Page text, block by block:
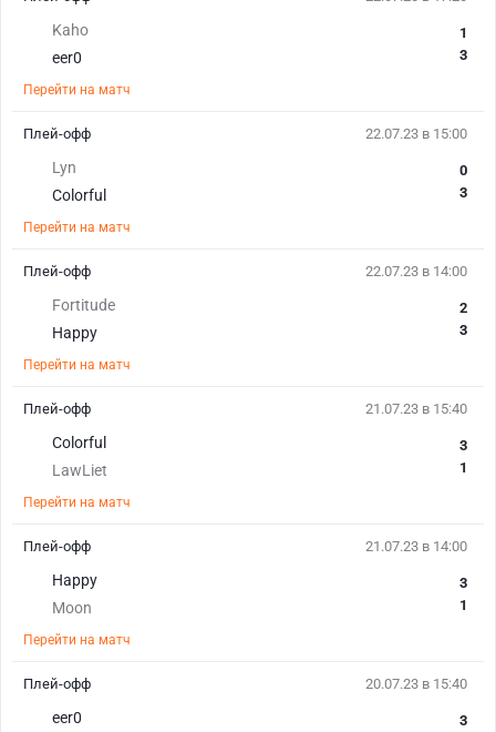
Kaho
eer0
1
3
Перейти на матч
22.07.23 в 15:00
Lyn
Colorful
0
3
Перейти на матч
Плей-офф
22.07.23 в 14:00
Fortitude
Happy
2
3
Перейти на матч
Плей-офф
21.07.23 в 15:40
Colorful
LawLiet
3
1
Перейти на матч
Плей-офф
21.07.23 в 14:00
Happy
Moon
3
1
Перейти на матч
Плей-офф
20.07.23 в 15:40
eer0
3
Плей-офф